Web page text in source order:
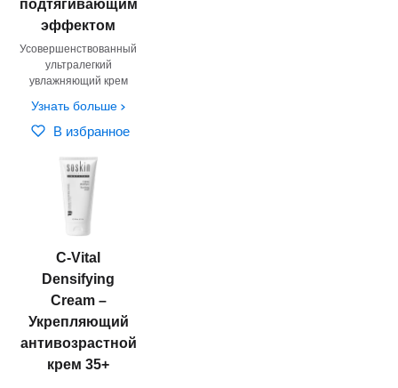
подтягивающим
эффектом
Усовершенствованный
ультралегкий
увлажняющий крем
Узнать больше
В избранное
C-Vital
Densifying
Cream –
Укрепляющий
антивозрастной
крем 35+